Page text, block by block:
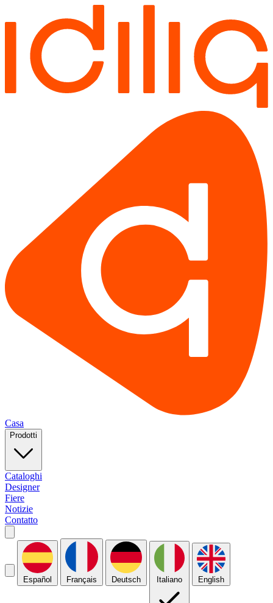
Casa
Prodotti
Cataloghi
Designer
Fiere
Notizie
Contatto
Español Français Deutsch Italiano English